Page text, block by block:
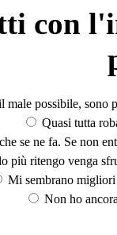
con
male possibile, sono
Quasi tutta
se ne fa. Se non
più ritengo venga
Mi sembrano
Non ho